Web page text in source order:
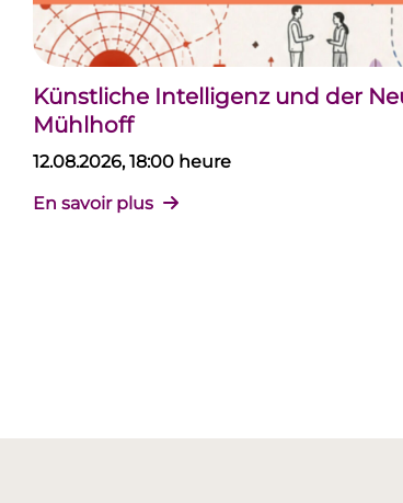
Künstliche Intelligenz und der
Mühlhoff
12.08.2026, 18:00 heure
En savoir plus